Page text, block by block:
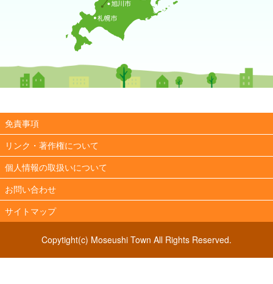
免責事項
リンク・著作権について
個人情報の取扱いについて
お問い合わせ
サイトマップ
Copytight(c) Moseushi Town All Rights Reserved.